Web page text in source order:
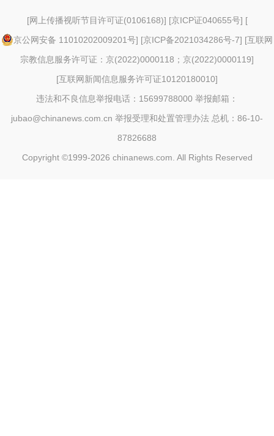
[网上传播视听节目许可证(0106168)] [京ICP证040655号] [
京公网安备 11010202009201号] [京ICP备2021034286号-7] [互联网
宗教信息服务许可证：京(2022)0000118；京(2022)0000119]
[互联网新闻信息服务许可证10120180010]
违法和不良信息举报电话：15699788000 举报邮箱：
jubao@chinanews.com.cn 举报受理和处置管理办法 总机：86-10-
87826688
Copyright ©1999-2026 chinanews.com. All Rights Reserved